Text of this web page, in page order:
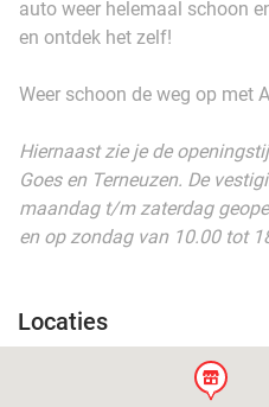
auto weer helemaal schoon
en ontdek het zelf!
Weer schoon de weg op met
Hiernaast zie je de
Goes en Terneuzen. De
maandag t/m zaterdag
en op zondag van 10.00 tot
Locaties
store